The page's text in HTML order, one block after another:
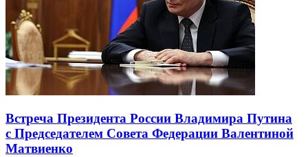
Встреча Президента России Владимира Путина
с Председателем Совета Федерации Валентиной
Матвиенко